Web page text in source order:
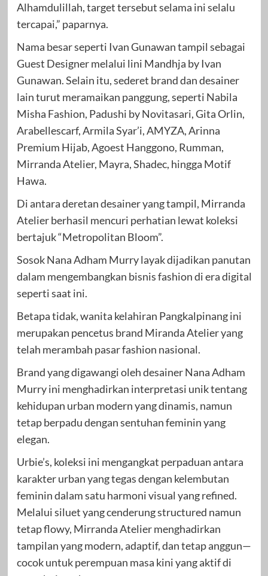
Alhamdulillah, target tersebut selama ini selalu
tercapai,” paparnya.
Nama besar seperti Ivan Gunawan tampil sebagai
Guest Designer melalui lini Mandhja by Ivan
Gunawan. Selain itu, sederet brand dan desainer
lain turut meramaikan panggung, seperti Nabila
Misha Fashion, Padushi by Novitasari, Gita Orlin,
Arabellescarf, Armila Syar’i, AMYZA, Arinna
Premium Hijab, Agoest Hanggono, Rumman,
Mirranda Atelier, Mayra, Shadec, hingga Motif
Hawa.
Di antara deretan desainer yang tampil, Mirranda
Atelier berhasil mencuri perhatian lewat koleksi
bertajuk “Metropolitan Bloom”.
Sosok Nana Adham Murry layak dijadikan panutan
dalam mengembangkan bisnis fashion di era digital
seperti saat ini.
Betapa tidak, wanita kelahiran Pangkalpinang ini
merupakan pencetus brand Miranda Atelier yang
telah merambah pasar fashion nasional.
Brand yang digawangi oleh desainer Nana Adham
Murry ini menghadirkan interpretasi unik tentang
kehidupan urban modern yang dinamis, namun
tetap berpadu dengan sentuhan feminin yang
elegan.
Urbie’s, koleksi ini mengangkat perpaduan antara
karakter urban yang tegas dengan kelembutan
feminin dalam satu harmoni visual yang refined.
Melalui siluet yang cenderung structured namun
tetap flowy, Mirranda Atelier menghadirkan
tampilan yang modern, adaptif, dan tetap anggun—
cocok untuk perempuan masa kini yang aktif di